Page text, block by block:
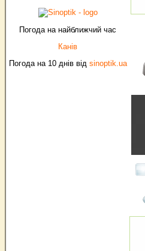
Погода на найближчий час
Канів
Погода на 10 днів від sinoptik.ua